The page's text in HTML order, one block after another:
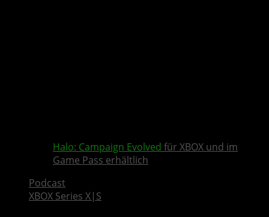
Halo: Campaign Evolved für XBOX und im
Game Pass erhältlich
Podcast
XBOX Series X|S